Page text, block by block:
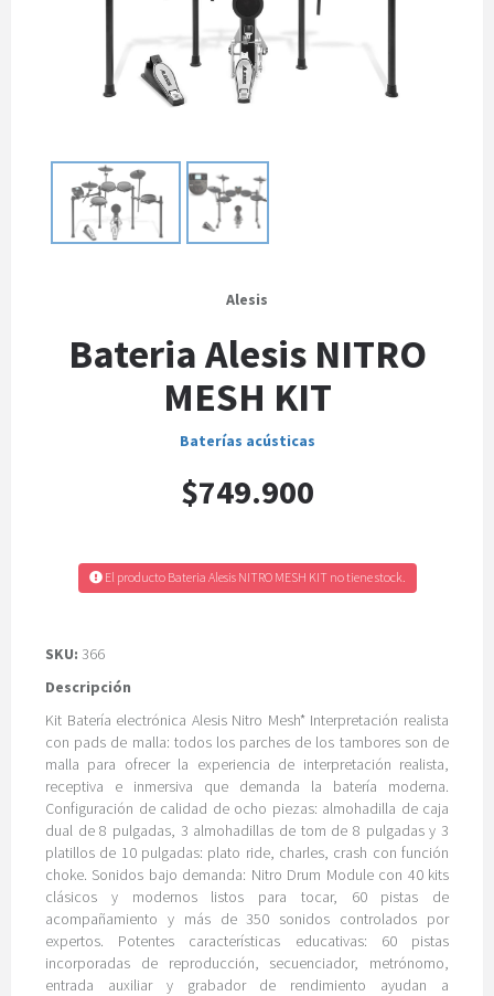
Alesis
Bateria Alesis NITRO
MESH KIT
Baterías acústicas
$749.900
El producto Bateria Alesis NITRO MESH KIT no tiene stock.
SKU: 366
Descripción
Kit Batería electrónica Alesis Nitro Mesh* Interpretación realista
con pads de malla: todos los parches de los tambores son de
malla para ofrecer la experiencia de interpretación realista,
receptiva e inmersiva que demanda la batería moderna.
Configuración de calidad de ocho piezas: almohadilla de caja
dual de 8 pulgadas, 3 almohadillas de tom de 8 pulgadas y 3
platillos de 10 pulgadas: plato ride, charles, crash con función
choke. Sonidos bajo demanda: Nitro Drum Module con 40 kits
clásicos y modernos listos para tocar, 60 pistas de
acompañamiento y más de 350 sonidos controlados por
expertos. Potentes características educativas: 60 pistas
incorporadas de reproducción, secuenciador, metrónomo,
entrada auxiliar y grabador de rendimiento ayudan a